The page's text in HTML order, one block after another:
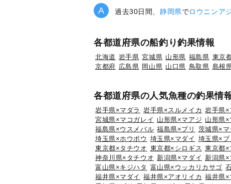
過去30日間、 静岡県でロウニンア
各都道府県の船釣り釣果情報
北海道 岩手県 宮城県 山形県 福島県 東京
京都府 広島県 岡山県 山口県 鳥取県 島根
各都道府県の人気魚種の釣果情
岩手県×マダラ 岩手県×スルメイカ 岩手県×
宮城県×マコガレイ 山形県×マアジ 山形県×
福島県×ウスメバル 福島県×ブリ 茨城県×マ
埼玉県×ホウボウ 埼玉県×マダイ 埼玉県×ブ
東京都×タチウオ 東京都×シロギス 東京都×
神奈川県×タチウオ 新潟県×マダイ 新潟県×
富山県×キジハタ 富山県×ウッカリカサゴ
福井県×マダイ 福井県×アオリイカ 福井県×